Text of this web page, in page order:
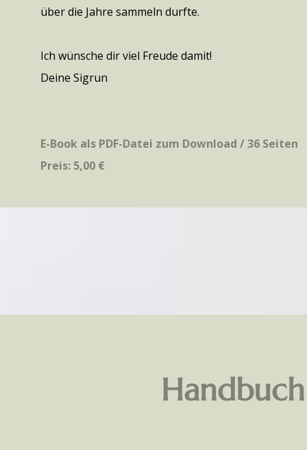
über die Jahre sammeln durfte.
Ich wünsche dir viel Freude damit!
Deine Sigrun
E-Book als PDF-Datei zum Download / 36 Seiten
Preis: 5,00 €